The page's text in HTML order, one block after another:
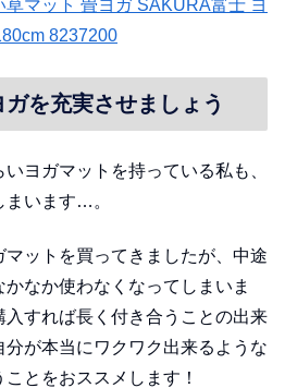
マット 畳ヨガ SAKURA富士 ヨ
8237200
を充実させましょう
ヨガマットを持っている私も、
まいます…。
ットを買ってきましたが、中途
なか使わなくなってしまいま
すれば長く付き合うことの出来
が本当にワクワク出来るような
とをおススメします！